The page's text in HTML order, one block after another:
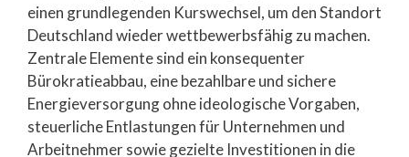
einen grundlegenden Kurswechsel, um den Standort
Deutschland wieder wettbewerbsfähig zu machen.
Zentrale Elemente sind ein konsequenter
Bürokratieabbau, eine bezahlbare und sichere
Energieversorgung ohne ideologische Vorgaben,
steuerliche Entlastungen für Unternehmen und
Arbeitnehmer sowie gezielte Investitionen in die